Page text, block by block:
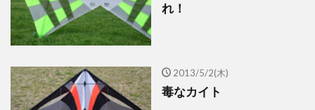
れ！
2013/5/2(木)
毒なカイト